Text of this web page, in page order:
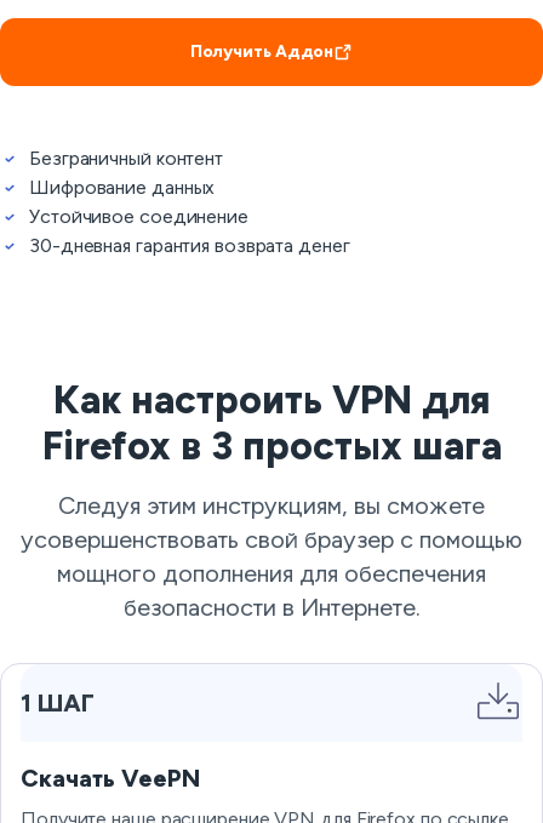
Получить Аддон
Безграничный контент
Шифрование данных
Устойчивое соединение
30-дневная гарантия возврата денег
Как настроить VPN для
Firefox в 3 простых шага
Следуя этим инструкциям, вы сможете
усовершенствовать свой браузер с помощью
мощного дополнения для обеспечения
безопасности в Интернете.
1 ШАГ
Скачать VeePN